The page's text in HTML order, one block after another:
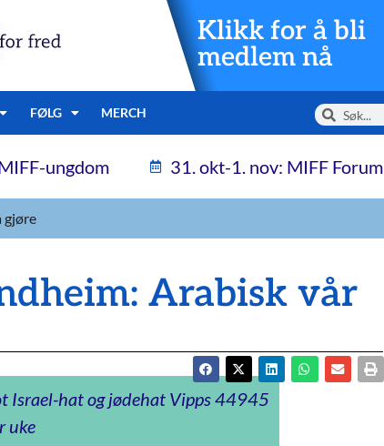
Klikk for å bli
medlem nå
FØLG MERCH
ungdom 31. okt-1. nov: MIFF Forum
gjøre
Arabisk vår
Israel-hat og jødehat Vipps 44945
uke